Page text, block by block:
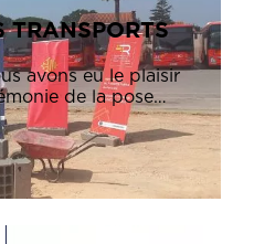
TRANSPORTS
avons eu le plaisir
de la pose…